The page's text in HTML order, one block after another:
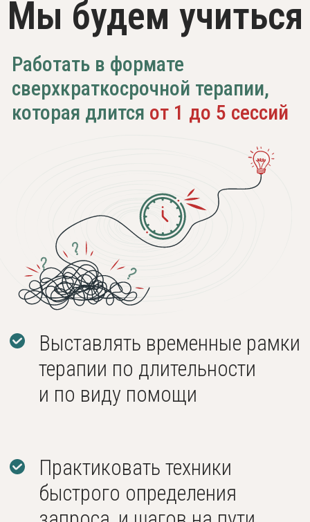
Разбирать случаи
незамотивированных,
направленных другими,
клиентов
Практиковать техники
завершения терапии
быстрого определения
запроса, и шагов на пути
к цели терапии
В качестве приёмов терапии мы
МЕТОДЫ ТЕРАПИИ:
Ориентированная
ОРКТ